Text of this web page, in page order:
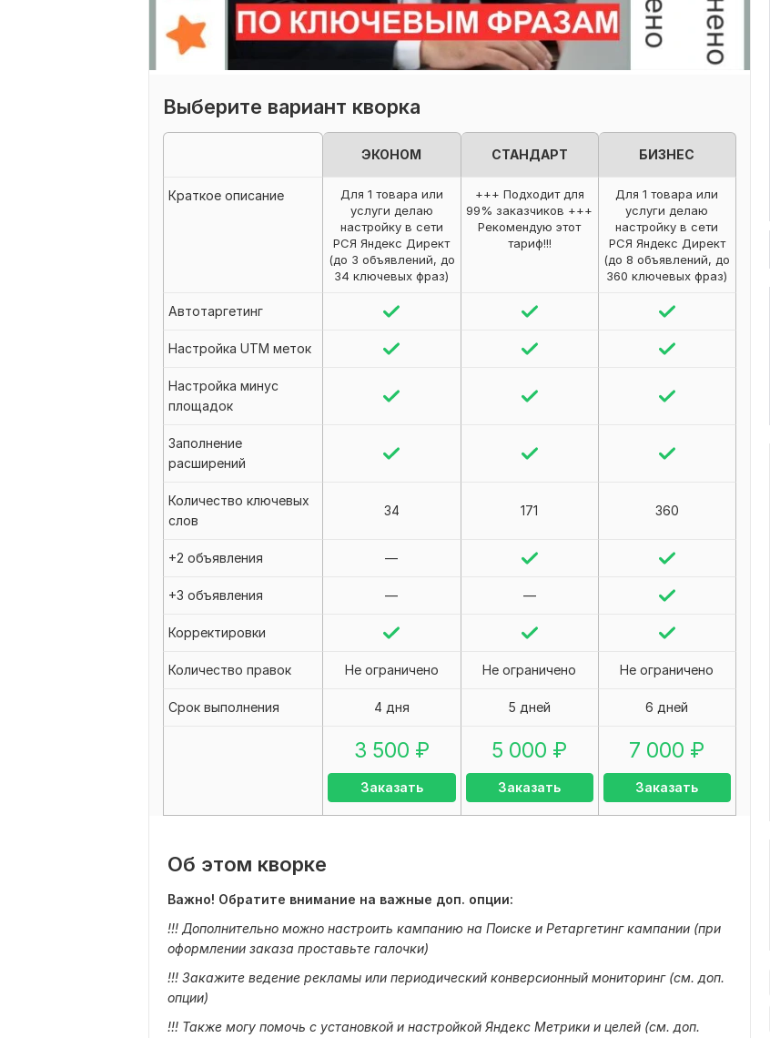
Выберите вариант кворка
ЭКОНОМ СТАНДАРТ БИЗНЕС
Краткое описание
Для 1 товара или
услуги делаю
настройку в сети
РСЯ Яндекс Директ
(до 3 объявлений, до
34 ключевых фраз)
+++ Подходит для
99% заказчиков +++
Рекомендую этот
тариф!!!
Для 1 товара или
услуги делаю
настройку в сети
РСЯ Яндекс Директ
(до 8 объявлений, до
360 ключевых фраз)
Автотаргетинг
Настройка UTM меток
Настройка минус
площадок
Заполнение
расширений
Количество ключевых
слов
34 171 360
+2 объявления —
+3 объявления — —
Корректировки
Количество правок Не ограничено Не ограничено Не ограничено
Срок выполнения 4 дня 5 дней 6 дней
3 500 ₽
Заказать
5 000 ₽
Заказать
7 000 ₽
Заказать
Об этом кворке
Важно! Обратите внимание на важные доп. опции:
!!! Дополнительно можно настроить кампанию на Поиске и Ретаргетинг кампании (при
оформлении заказа проставьте галочки)
!!! Закажите ведение рекламы или периодический конверсионный мониторинг (см. доп.
опции)
!!! Также могу помочь с установкой и настройкой Яндекс Метрики и целей (см. доп.